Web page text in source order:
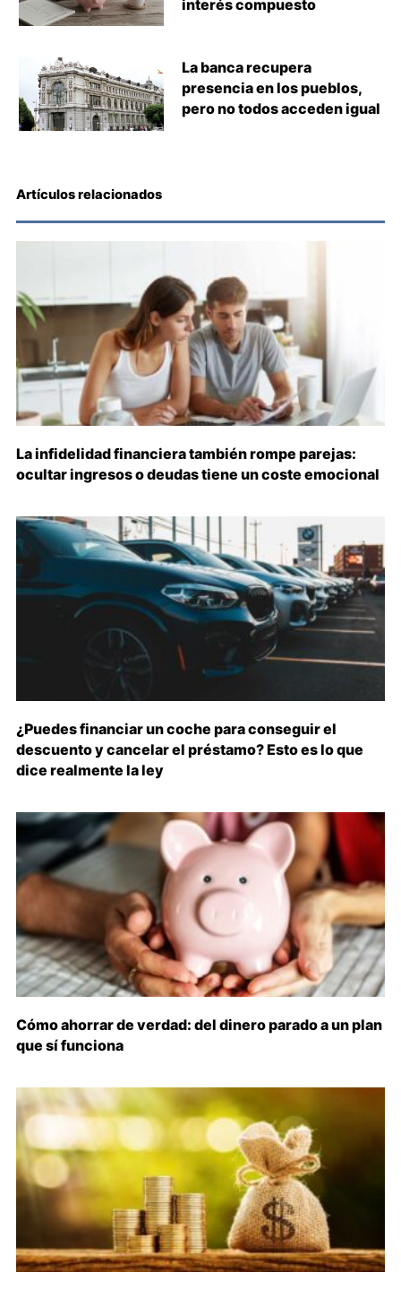
interés compuesto
La banca recupera
presencia en los pueblos,
pero no todos acceden igual
Artículos relacionados
La infidelidad financiera también rompe parejas:
ocultar ingresos o deudas tiene un coste emocional
¿Puedes financiar un coche para conseguir el
descuento y cancelar el préstamo? Esto es lo que
dice realmente la ley
Cómo ahorrar de verdad: del dinero parado a un plan
que sí funciona